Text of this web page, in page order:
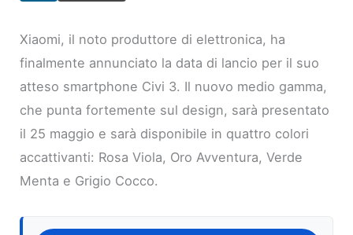
Xiaomi, il noto produttore di elettronica, ha
finalmente annunciato la data di lancio per il suo
atteso smartphone Civi 3. Il nuovo medio gamma,
che punta fortemente sul design, sarà presentato
il 25 maggio e sarà disponibile in quattro colori
accattivanti: Rosa Viola, Oro Avventura, Verde
Menta e Grigio Cocco.